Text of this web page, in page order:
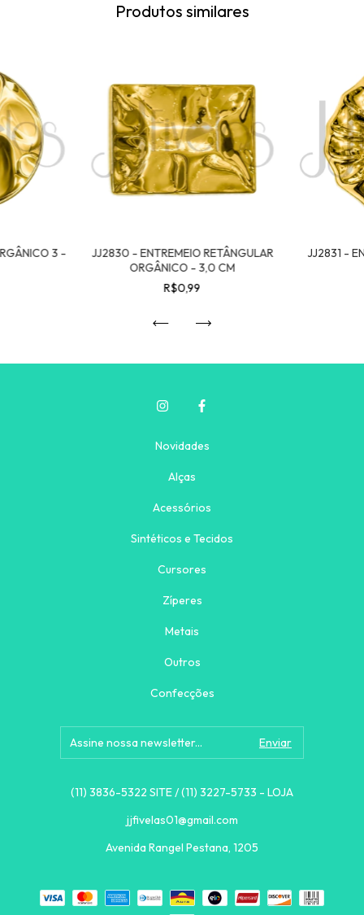
Produtos similares
3 -
JJ2830 - ENTREMEIO RETÂNGULAR
ORGÂNICO - 3,0 CM
R$0,99
JJ2831 -
Novidades
Alças
Acessórios
Sintéticos e Tecidos
Cursores
Zíperes
Metais
Outros
Confecções
(11) 3836-5322 SITE / (11) 3227-5733 - LOJA
jjfivelas01@gmail.com
Avenida Rangel Pestana, 1205